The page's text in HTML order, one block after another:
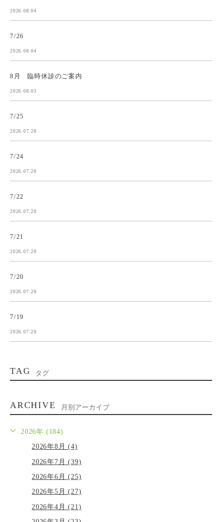
2026.08.04
7/26
2026.08.04
8月 臨時休診のご案内
2026.08.03
7/25
2026.07.28
7/24
2026.07.28
7/22
2026.07.28
7/21
2026.07.28
7/20
2026.07.28
7/19
2026.07.28
TAG タグ
ARCHIVE 月別アーカイブ
2026年 (184)
2026年8月 (4)
2026年7月 (39)
2026年6月 (25)
2026年5月 (27)
2026年4月 (21)